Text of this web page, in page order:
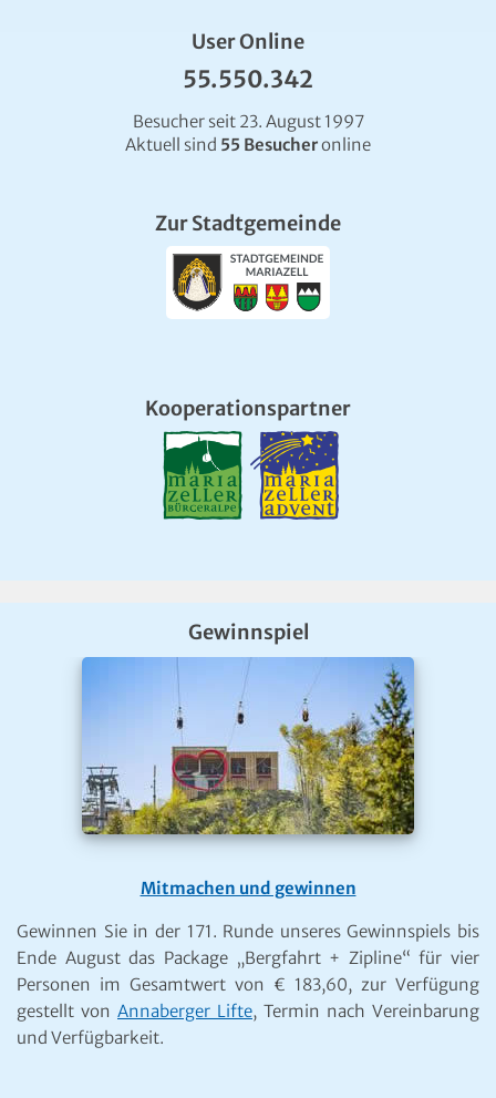
User Online
55.550.342
Besucher seit 23. August 1997
Aktuell sind 55 Besucheronline
Zur Stadtgemeinde
Kooperationspartner
Gewinnspiel
Mitmachen und gewinnen
Gewinnen Sie in der 171. Runde unseres Gewinnspiels bis
Ende August das Package „Bergfahrt + Zipline“ für vier
Personen im Gesamtwert von € 183,60, zur Verfügung
gestellt von Annaberger Lifte, Termin nach Vereinbarung
und Verfügbarkeit.